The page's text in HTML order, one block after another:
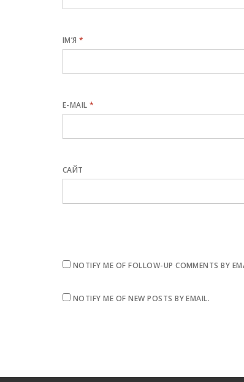
ІМ’Я*
E-MAIL*
САЙТ
NOTIFY ME OF FOLLOW-UP COMMENTS BY
NOTIFY ME OF NEW POSTS BY EMAIL.